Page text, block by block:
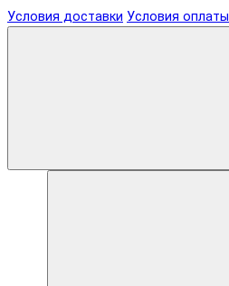
Условия доставки Условия оплаты